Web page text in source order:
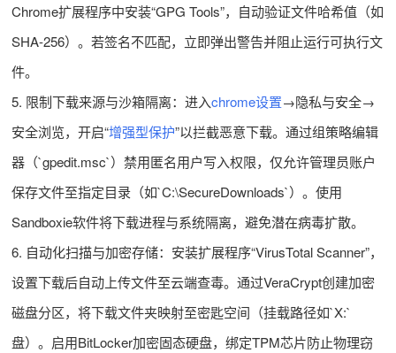
Chrome扩展程序中安装“GPG Tools”，自动验证文件哈希值（如
SHA-256）。若签名不匹配，立即弹出警告并阻止运行可执行文
件。
5. 限制下载来源与沙箱隔离：进入chrome设置→隐私与安全→
安全浏览，开启“增强型保护”以拦截恶意下载。通过组策略编辑
器（`gpedit.msc`）禁用匿名用户写入权限，仅允许管理员账户
保存文件至指定目录（如`C:\SecureDownloads`）。使用
Sandboxie软件将下载进程与系统隔离，避免潜在病毒扩散。
6. 自动化扫描与加密存储：安装扩展程序“VirusTotal Scanner”，
设置下载后自动上传文件至云端查毒。通过VeraCrypt创建加密
磁盘分区，将下载文件夹映射至密匙空间（挂载路径如`X:`
盘）。启用BitLocker加密固态硬盘，绑定TPM芯片防止物理窃